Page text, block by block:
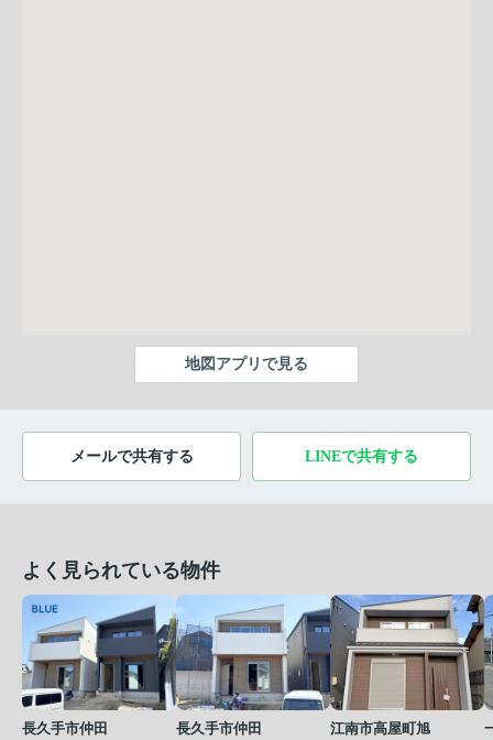
地図アプリで見る
メールで共有する LINEで共有する
よく見られている物件
長久手市仲田
長久手市仲田
江南市高屋町旭